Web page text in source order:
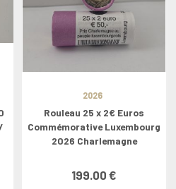
2026
Rouleau 25 x 2€ Euros
Commémorative Luxembourg
2026 Charlemagne
199.00 €